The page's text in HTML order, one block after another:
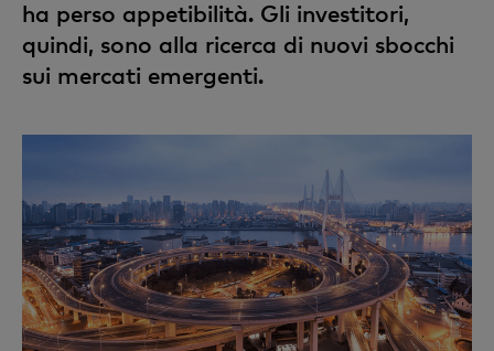
ha perso appetibilità. Gli investitori,
quindi, sono alla ricerca di nuovi sbocchi
sui mercati emergenti.